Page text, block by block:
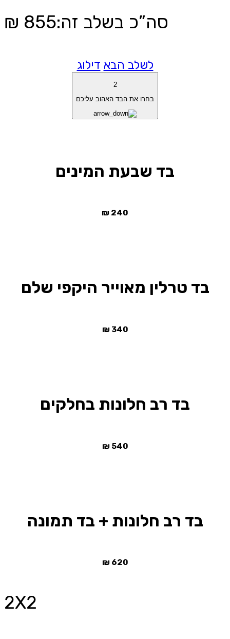
סה”כ בשלב זה:
855
₪
לשלב הבא דילוג
2
בחרו את הבד האהוב עליכם
בד שבעת המינים
240
₪
בד טרלין מאוייר היקפי שלם
340
₪
בד רב חלונות בחלקים
540
₪
בד רב חלונות + בד תמונה
620
₪
2X2